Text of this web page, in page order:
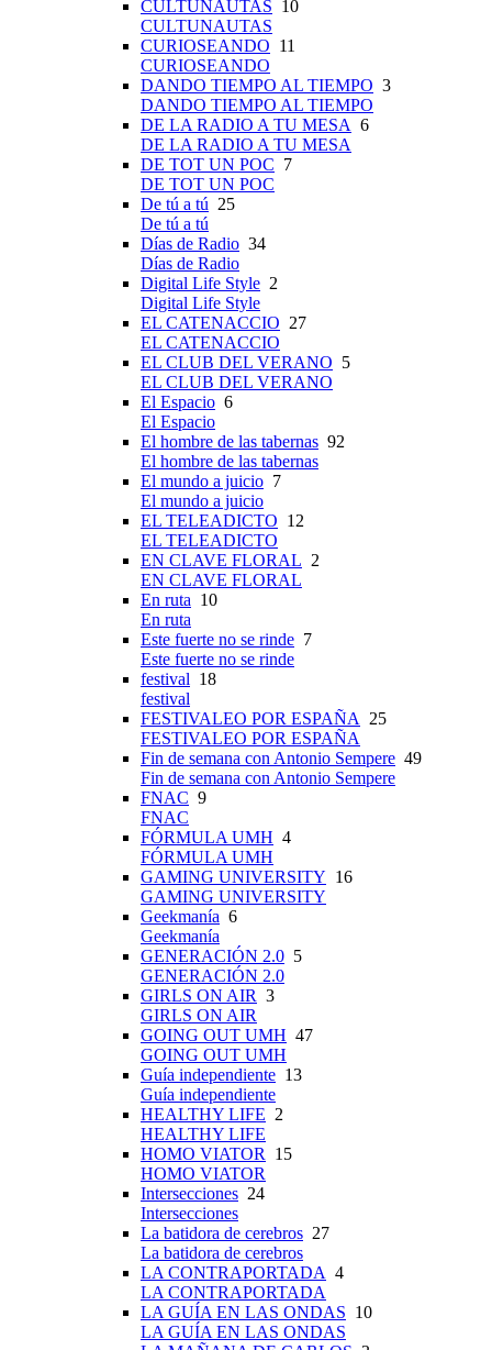
CULTUNAUTAS 10
CULTUNAUTAS
CURIOSEANDO 11
CURIOSEANDO
DANDO TIEMPO AL TIEMPO 3
DANDO TIEMPO AL TIEMPO
DE LA RADIO A TU MESA 6
DE LA RADIO A TU MESA
DE TOT UN POC 7
DE TOT UN POC
De tú a tú 25
De tú a tú
Días de Radio 34
Días de Radio
Digital Life Style 2
Digital Life Style
EL CATENACCIO 27
EL CATENACCIO
EL CLUB DEL VERANO 5
EL CLUB DEL VERANO
El Espacio 6
El Espacio
El hombre de las tabernas 92
El hombre de las tabernas
El mundo a juicio 7
El mundo a juicio
EL TELEADICTO 12
EL TELEADICTO
EN CLAVE FLORAL 2
EN CLAVE FLORAL
En ruta 10
En ruta
Este fuerte no se rinde 7
Este fuerte no se rinde
festival 18
festival
FESTIVALEO POR ESPAÑA
25
FESTIVALEO POR ESPAÑA
Fin de semana con Antonio Sempere 49
Fin de semana con Antonio Sempere
FNAC 9
FNAC
FÓRMULA UMH 4
FÓRMULA UMH
GAMING UNIVERSITY 16
GAMING UNIVERSITY
Geekmanía 6
Geekmanía
GENERACIÓN 2.0 5
GENERACIÓN 2.0
GIRLS ON AIR 3
GIRLS ON AIR
GOING OUT UMH 47
GOING OUT UMH
Guía independiente 13
Guía independiente
HEALTHY LIFE 2
HEALTHY LIFE
HOMO VIATOR
15
HOMO VIATOR
Intersecciones 24
Intersecciones
La batidora de cerebros 27
La batidora de cerebros
LA CONTRAPORTADA 4
LA CONTRAPORTADA
LA GUÍA EN LAS ONDAS 10
LA GUÍA EN LAS ONDAS